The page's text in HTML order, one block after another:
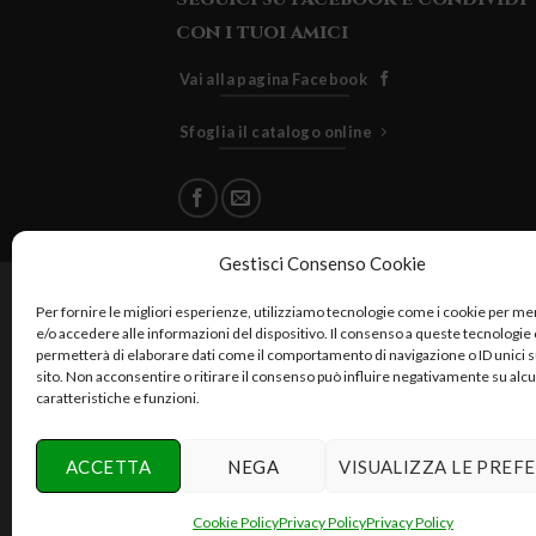
Gestisci Consenso Cookie
Per fornire le migliori esperienze, utilizziamo tecnologie come i cookie per
e/o accedere alle informazioni del dispositivo. Il consenso a queste tecnologie
permetterà di elaborare dati come il comportamento di navigazione o ID unici
sito. Non acconsentire o ritirare il consenso può influire negativamente su
caratteristiche e funzioni.
ACCETTA NEGA VISUALIZZA LE
Cookie PolicyPrivacy PolicyPrivacy Policy
con i tuoi amici
Vai alla pagina Facebook
Sfoglia il catalogo online
Cuore Verde Natura srls , via